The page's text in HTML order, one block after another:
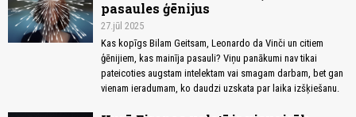
pasaules ģēnijus
27.jūl 2025
Kas kopīgs Bilam Geitsam, Leonardo da Vinči un citiem
ģēnijiem, kas mainīja pasauli? Viņu panākumi nav tikai
pateicoties augstam intelektam vai smagam darbam, bet gan
vienam ieradumam, ko daudzi uzskata par laika izšķiešanu.